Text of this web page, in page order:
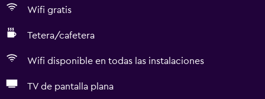
Wifi gratis
Tetera/cafetera
Wifi disponible en todas las instalaciones
TV de pantalla plana